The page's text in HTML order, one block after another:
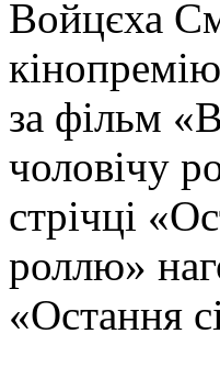
Войцєха
за фільм
чоловічу
стрічці
роллю»
«Остання